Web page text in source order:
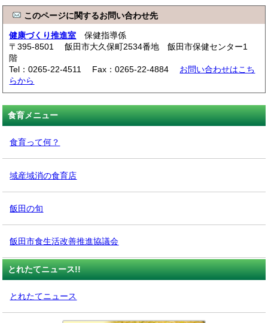
このページに関するお問い合わせ先
健康づくり推進室 保健指導係
〒395-8501 飯田市大久保町2534番地 飯田市保健センター1
階
Tel：0265-22-4511 Fax：0265-22-4884 お問い合わせはこち
らから
食育メニュー
食育って何？
域産域消の食育店
飯田の旬
飯田市食生活改善推進協議会
とれたてニュース!!
とれたてニュース